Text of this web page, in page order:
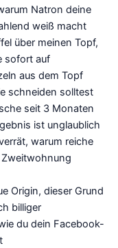
Natron deine
weiß macht
über meinen Topf,
sofort auf
aus dem Topf
schneiden solltest
seit 3 Monaten
ist unglaublich
warum reiche
Origin, dieser Grund
billiger
du dein Facebook-